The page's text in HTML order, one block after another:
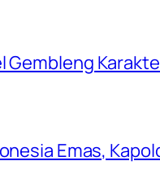
Gembleng
Emas,